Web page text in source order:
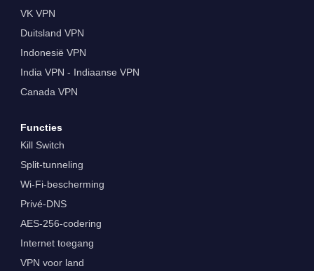
VK VPN
Duitsland VPN
Indonesië VPN
India VPN - Indiaanse VPN
Canada VPN
Functies
Kill Switch
Split-tunneling
Wi-Fi-bescherming
Privé-DNS
AES-256-codering
Internet toegang
VPN voor land